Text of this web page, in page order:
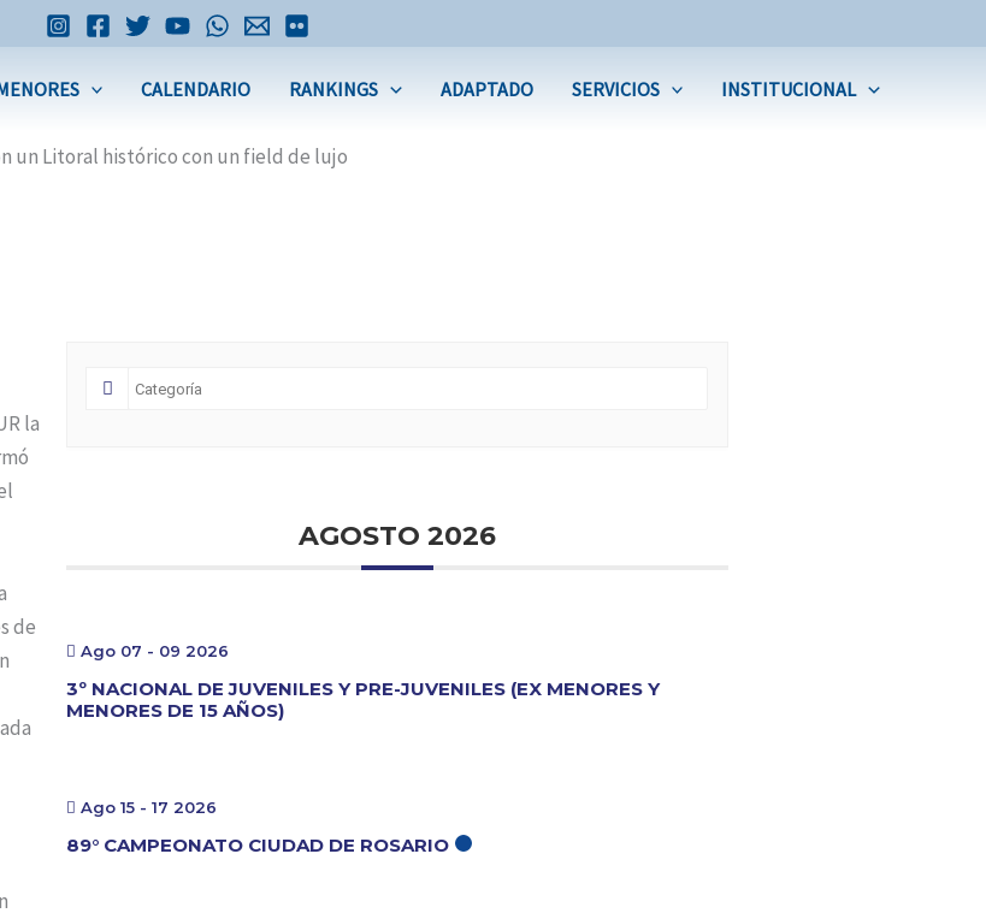
CALENDARIO RANKINGS ADAPTADO SERVICIOS INSTITUCIONAL
un Litoral histórico con un field de lujo
la
de
AGOSTO 2026
Ago 07 - 09 2026
3º NACIONAL DE JUVENILES Y PRE-JUVENILES (EX MENORES Y
MENORES DE 15 AÑOS)
Ago 15 - 17 2026
89° CAMPEONATO CIUDAD DE ROSARIO